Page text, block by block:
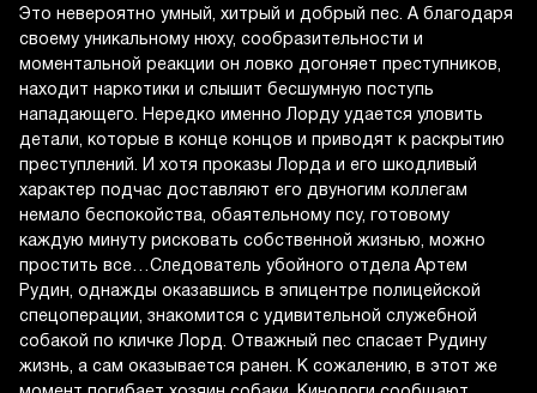
Это невероятно умный, хитрый и добрый пес. А благодаря
своему уникальному нюху, сообразительности и
моментальной реакции он ловко догоняет преступников,
находит наркотики и слышит бесшумную поступь
нападающего. Нередко именно Лорду удается уловить
детали, которые в конце концов и приводят к раскрытию
преступлений. И хотя проказы Лорда и его шкодливый
характер подчас доставляют его двуногим коллегам
немало беспокойства, обаятельному псу, готовому
каждую минуту рисковать собственной жизнью, можно
простить все…Следователь убойного отдела Артем
Рудин, однажды оказавшись в эпицентре полицейской
спецоперации, знакомится с удивительной служебной
собакой по кличке Лорд. Отважный пес спасает Рудину
жизнь, а сам оказывается ранен. К сожалению, в этот же